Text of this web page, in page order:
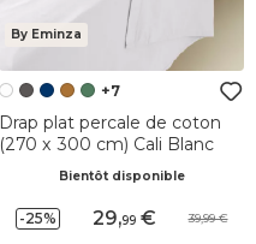
By Eminza
+7
Drap plat percale de coton
(270 x 300 cm) Cali Blanc
Bientôt disponible
-25% 29,99 39,99